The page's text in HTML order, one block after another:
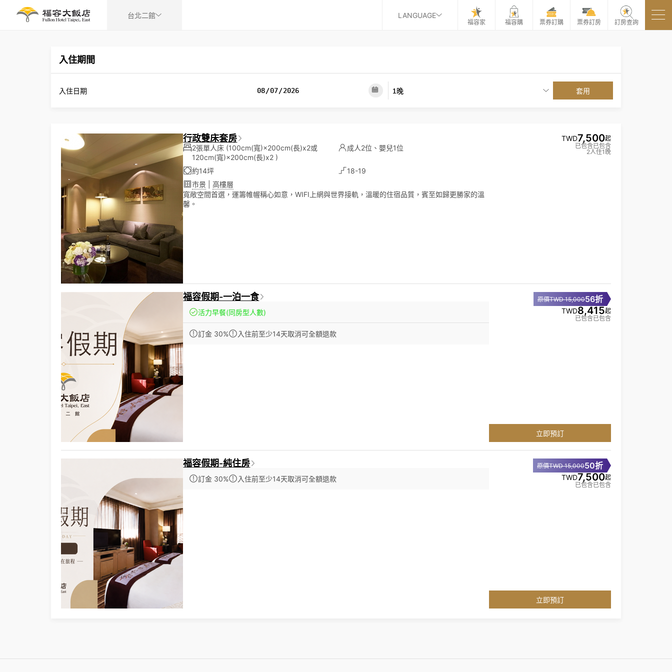
台北二館 LANGUAGE
福容家 福容購 票券訂購 票券訂房 訂房查詢
入住期間
入住日期 套用
行政雙床套房
2張單人床 (100cm(寬)×200cm(長)x2或
120cm(寬)×200cm(長)x2 )
成人2位、嬰兒1位
約14坪
18-19
市景 |高樓層
寬敞空間首選，運籌帷幄稱心如意，WIFI上網與世界接軌，溫暖的住宿品質，賓至如歸更勝家的溫
馨。
TWD7,500起
已包含已包含
2人住1晚
福容假期-一泊一食
活力早餐(同房型人數)
訂金 30% 入住前至少14天取消可全額退款
原價TWD 15,00056折
TWD8,415起
已包含已包含
立即預訂
福容假期-純住房
訂金 30% 入住前至少14天取消可全額退款
原價TWD 15,00050折
TWD7,500起
已包含已包含
立即預訂